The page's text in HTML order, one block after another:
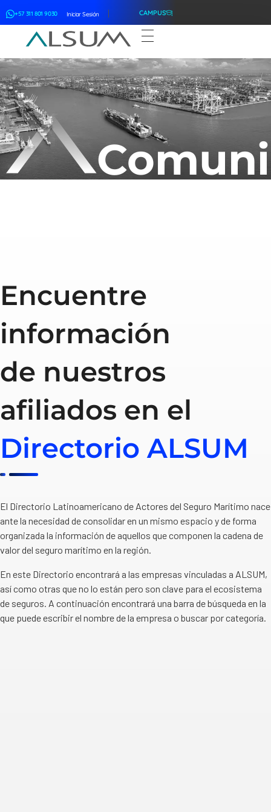
+57 311 801 9030 Iniciar Sesión CAMPUS
ALSUM
Encuentre
información
de nuestros
afiliados en el
Directorio ALSUM
El Directorio Latinoamericano de Actores del Seguro Marítimo nace
ante la necesidad de consolidar en un mismo espacio y de forma
organizada la información de aquellos que componen la cadena de
valor del seguro marítimo en la región.
En este Directorio encontrará a las empresas vinculadas a ALSUM,
así como otras que no lo están pero son clave para el ecosistema
de seguros. A continuación encontrará una barra de búsqueda en la
que puede escribir el nombre de la empresa o buscar por categoría.